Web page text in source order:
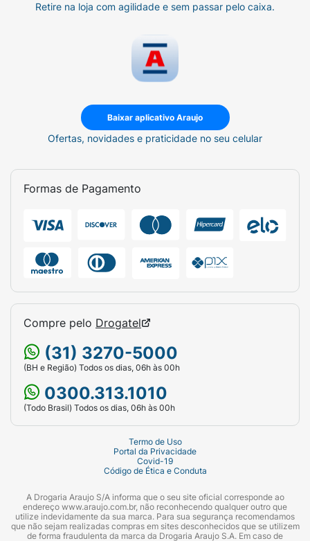
Retire na loja com agilidade e sem passar pelo caixa.
Baixar aplicativo Araujo
Ofertas, novidades e praticidade no seu celular
Formas de Pagamento
Compre pelo Drogatel
(31) 3270-5000
(BH e Região) Todos os dias, 06h às 00h
0300.313.1010
(Todo Brasil) Todos os dias, 06h às 00h
Termo de Uso
Portal da Privacidade
Covid-19
Código de Ética e Conduta
A Drogaria Araujo S/A informa que o seu site oficial corresponde ao
endereço www.araujo.com.br, não reconhecendo qualquer outro que
utilize indevidamente da sua marca. Para sua segurança recomendamos
que não sejam realizadas compras em sites desconhecidos que se utilizem
de forma fraudulenta da marca da Drogaria Araujo S.A. Em caso de